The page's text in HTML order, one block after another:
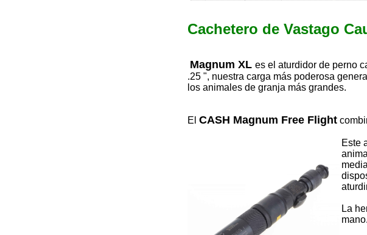
Cachetero de Vastago
Magnum XL es el aturdidor de perno
.25 ", nuestra carga más poderosa
los animales de granja más grandes.
El CASH Magnum Free Flight
Este
La